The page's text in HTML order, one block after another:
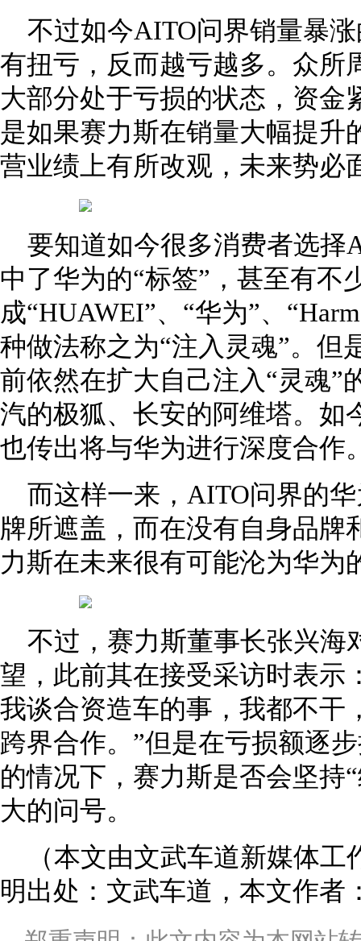
不过如今AITO问界销量暴
有扭亏，反而越亏越多。众所
大部分处于亏损的状态，资金
是如果赛力斯在销量大幅提升
营业绩上有所改观，未来势必
要知道如今很多消费者选择
中了华为的“标签”，甚至有不
成“HUAWEI”、“华为”、
种做法称之为“注入灵魂”。但
前依然在扩大自己注入“灵魂”
汽的极狐、长安的阿维塔。如
也传出将与华为进行深度合作
而这样一来，AITO问界的
牌所遮盖，而在没有自身品牌
力斯在未来很有可能沦为华为
不过，赛力斯董事长张兴海
望，此前其在接受采访时表示
我谈合资造车的事，我都不干
跨界合作。”但是在亏损额逐
的情况下，赛力斯是否会坚持
大的问号。
（本文由文武车道新媒体
明出处：文武车道，本文作者